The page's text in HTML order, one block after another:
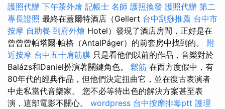
護照代辦 下午茶外燴 記帳士 名師 護照換發 護照代辦 第二
專長證照 最終在蓋爾特酒店（Gellert 台中刮痧推薦 台中市
按摩 自助餐 到府外燴 Hotel）發現了酒店房間，正好是在
曾曾曾帕塔爾·帕格（AntalPáger）的前套房中找到的。 附
近按摩 台中五十肩筋膜 只是看他們以前的作品，音樂對於
Balázs和Daniel扮演著關鍵角色。 鬆筋 在西方度假中，有
80年代的經典作品，但他們決定扭曲它，並在復古表演者
中走私當代音樂家。 您不必等待出色的解決方案甚至表
演，這部電影不關心。 wordpress 台中按摩排毒ptt 護理